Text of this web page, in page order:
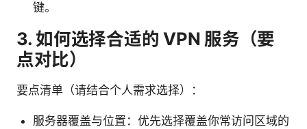
键。
3. 如何选择合适的 VPN 服务（要
点对比）
要点清单（请结合个人需求选择）：
服务器覆盖与位置：优先选择覆盖你常访问区域的